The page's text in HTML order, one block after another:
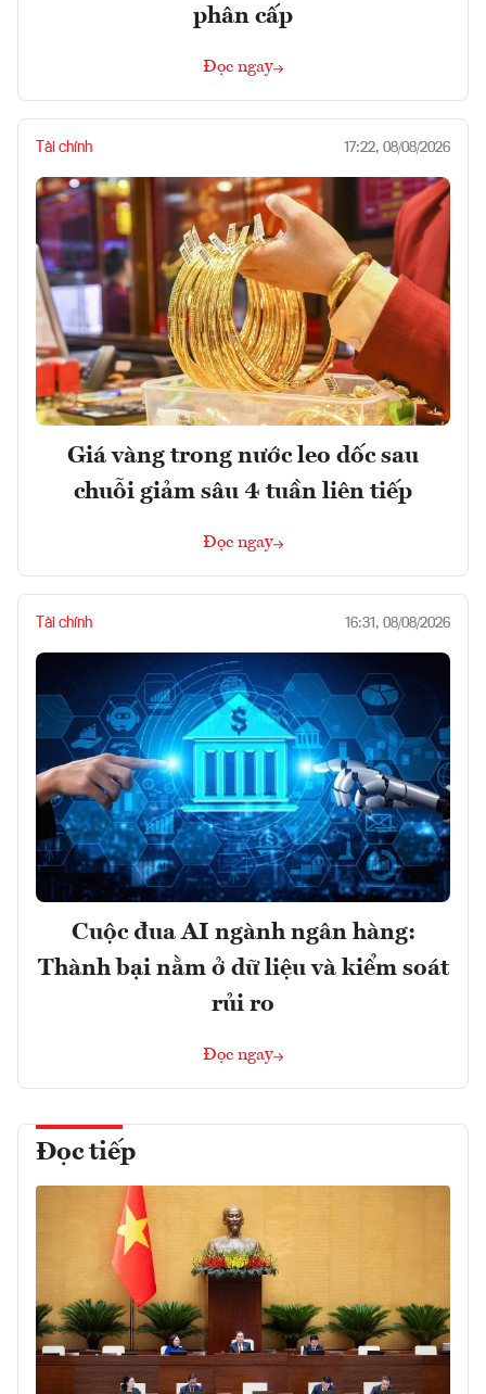
phân cấp
Đọc ngay
Tài chính 17:22, 08/08/2026
Giá vàng trong nước leo dốc sau
chuỗi giảm sâu 4 tuần liên tiếp
Đọc ngay
Tài chính 16:31, 08/08/2026
Cuộc đua AI ngành ngân hàng:
Thành bại nằm ở dữ liệu và kiểm soát
rủi ro
Đọc ngay
Đọc tiếp